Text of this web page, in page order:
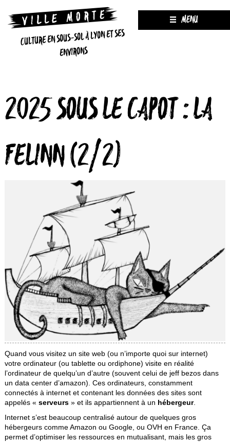
CULTURE EN SOUS-SOL À LYON ET SES
ENVIRONS
MENU
2025 SOUS LE CAPOT : LA
FELINN (2/2)
Quand vous visitez un site web (ou n’importe quoi sur internet)
votre ordinateur (ou tablette ou ordiphone) visite en réalité
l’ordinateur de quelqu’un d’autre (souvent celui de jeff bezos dans
un data center d’amazon). Ces ordinateurs, constamment
connectés à internet et contenant les données des sites sont
appelés « serveurs» et ils appartiennent à un hébergeur.
Internet s’est beaucoup centralisé autour de quelques gros
hébergeurs comme Amazon ou Google, ou OVH en France. Ça
permet d’optimiser les ressources en mutualisant, mais les gros